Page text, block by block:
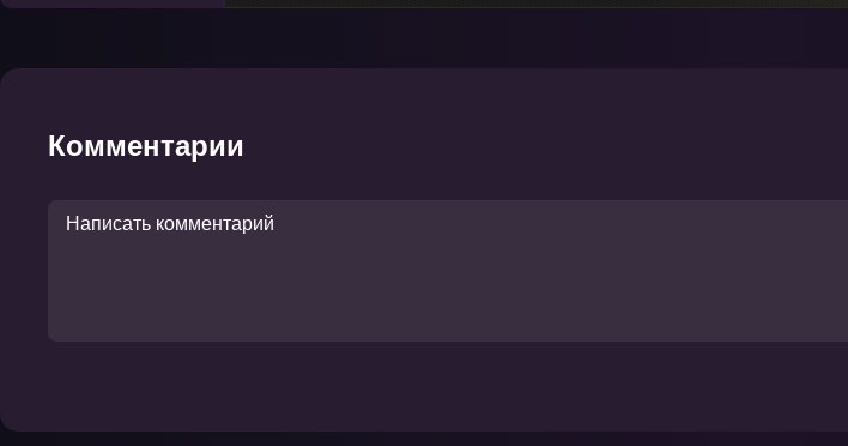
Комментарии